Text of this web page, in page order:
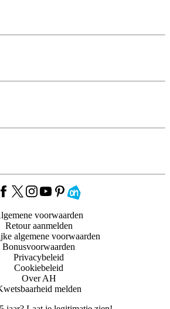
voorwaarden
Retour aanmelden
algemene voorwaarden
Bonusvoorwaarden
Privacybeleid
Cookiebeleid
Over AH
melden